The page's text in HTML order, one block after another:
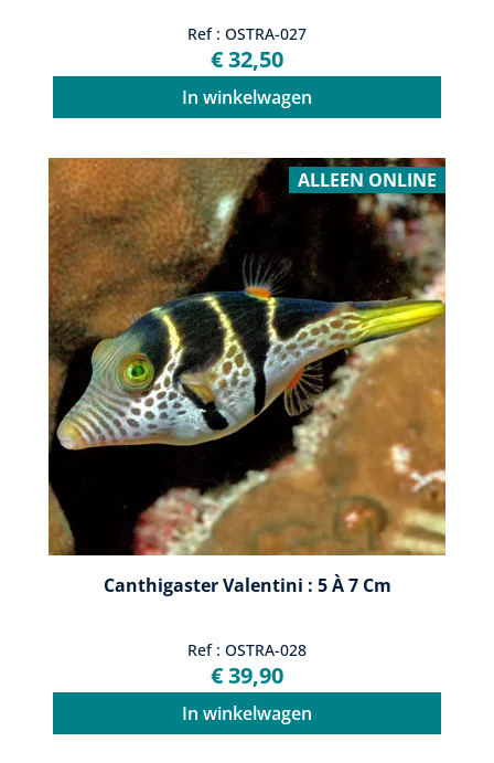
Ref : OSTRA-027
€ 32,50
In winkelwagen
Canthigaster Valentini : 5 À 7 Cm
Ref : OSTRA-028
€ 39,90
In winkelwagen
ALLEEN ONLINE